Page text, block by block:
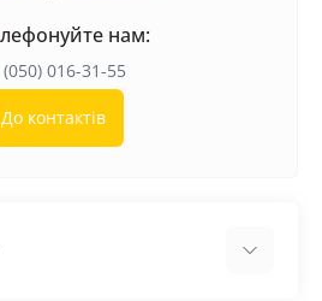
нам:
(050) 016-31-55
До контактів